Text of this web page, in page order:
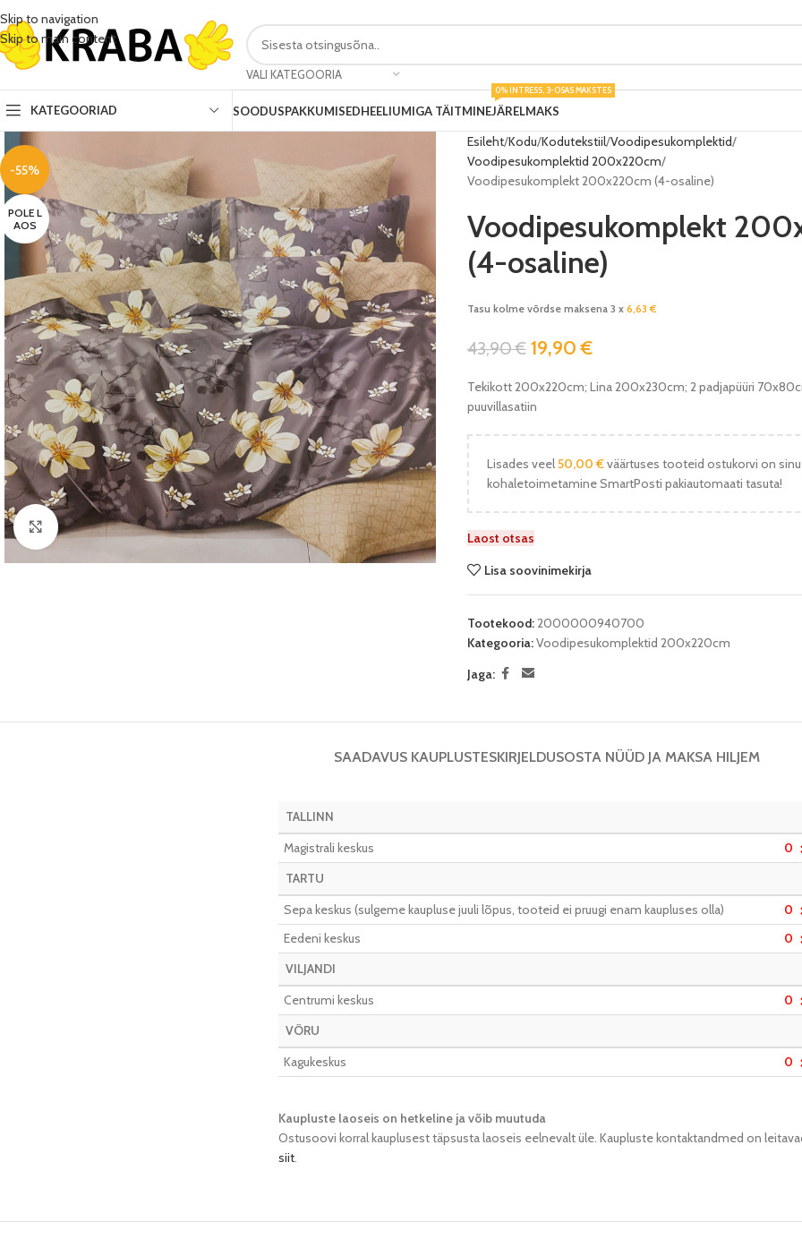
Skip to navigation
Skip to main content
VALI KATEGOORIA
KATEGOORIAD SOODUSPAKKUMISEDHEELIUMIGA TÄITMINEJÄRELMAKS
0% INTRESS, 3-OSAS MAKSTES
-55%
POLE L
AOS
Vaata pilti
Esileht Kodu Kodutekstiil Voodipesukomplektid
Voodipesukomplektid 200x220cm
Voodipesukomplekt 200x220cm (4-osaline)
Voodipesukomplekt
(4-osaline)
Tasu kolme võrdse maksena 3 x 6,63€
43,90€ 19,90€
Tekikott 200x220cm; Lina 200x230cm; 2 padjapüüri
puuvillasatiin
Lisades veel50,00 €väärtuses tooteid ostukorvi on
kohaletoimetamine SmartPosti pakiautomaati tasuta!
Laost otsas
Lisa soovinimekirja
Tootekood:2000000940700
Kategooria:Voodipesukomplektid 200x220cm
Jaga:
SAADAVUS KAUPLUSTESKIRJELDUSOSTA NÜÜD JA MAKSA HILJEM
TALLINN
Magistrali keskus
0
TARTU
Sepa keskus (sulgeme kaupluse juuli lõpus, tooteid ei pruugi enam kaupluses olla)
0
Eedeni keskus 0
VILJANDI
Centrumi keskus
0
VÕRU
Kagukeskus
0
Kaupluste laoseis on hetkeline ja võib muutuda​
Ostusoovi korral kauplusest täpsusta laoseis eelnevalt üle. Kaupluste kontaktandmed on
siit.